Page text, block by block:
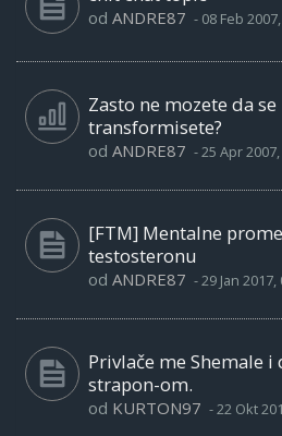
od ANDRE87 - 08 Feb
Zasto ne mozete da se
transformisete?
od ANDRE87 -25 Apr
[FTM] Mentalne
testosteronu
od ANDRE87 -29 Jan 2017,
Privlače me Shemale i
strapon-om.
od KURTON97 -22 Okt